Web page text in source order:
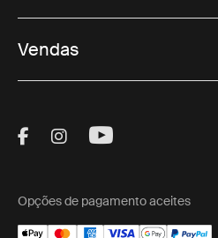
Vendas
Visit Thule on
Visit Thule on
Visit Thule
Opções de pagamento aceites